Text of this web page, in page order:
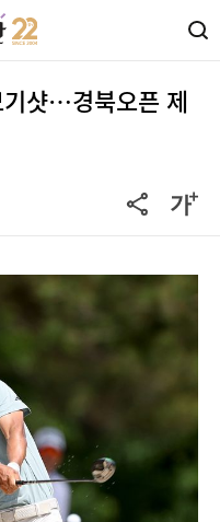
샷…경북오픈 제